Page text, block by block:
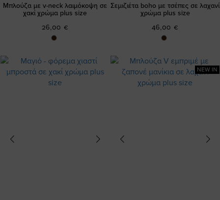
Μπλούζα με v-neck λαιμόκοψη σε
χακί χρώμα plus size
26,00 €
Σεμιζιέτα boho με τσέπες σε λαχανί
χρώμα plus size
46,00 €
NEW IN